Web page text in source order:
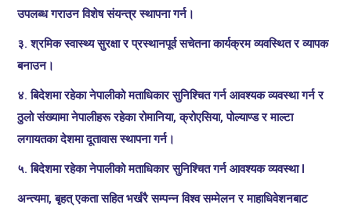
उपलब्ध गराउन विशेष संयन्त्र स्थापना गर्न।
३. श्रमिक स्वास्थ्य सुरक्षा र प्रस्थानपूर्व सचेतना कार्यक्रम व्यवस्थित र व्यापक
बनाउन।
४. बिदेशमा रहेका नेपालीको मताधिकार सुनिश्चित गर्न आवश्यक व्यवस्था गर्न र
ठुलो संख्यामा नेपालीहरू रहेका रोमानिया, क्रोएसिया, पोल्याण्ड र माल्टा
लगायतका देशमा दूतावास स्थापना गर्न।
५. बिदेशमा रहेका नेपालीको मताधिकार सुनिश्चित गर्न आवश्यक व्यवस्था l
अन्त्यमा, बृहत् एकता सहित भर्खरै सम्पन्न विश्व सम्मेलन र माहाधिवेशनबाट